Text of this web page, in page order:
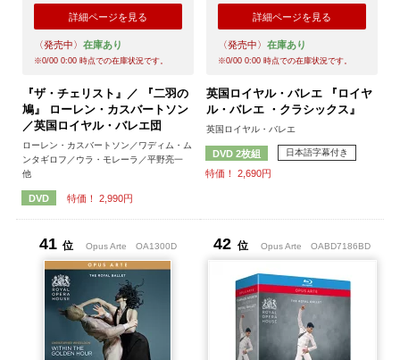
詳細ページを見る
〈発売中〉 在庫あり
※0/00 0:00時点での在庫状況です。
『ザ・チェリスト』／ 『二羽の
鳩』 ローレン・カスバートソン
／英国ロイヤル・バレエ団
ローレン・カスバートソン／ワディム・ム
ンタギロフ／ウラ・モレーラ／平野亮一
他
DVD 特価！ 2,990円
詳細ページを見る
〈発売中〉 在庫あり
※0/00 0:00時点での在庫状況です。
英国ロイヤル・バレエ 『ロイヤ
ル・バレエ ・クラシックス』
英国ロイヤル・バレエ
DVD 2枚組 日本語字幕付き
特価！ 2,690円
41 位 Opus ArteOA1300D 42 位 Opus Arte OABD7186BD